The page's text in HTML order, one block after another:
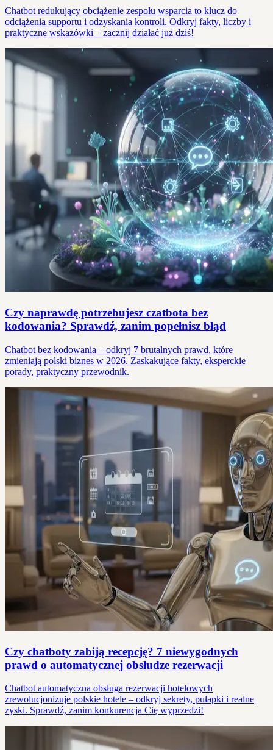
Chatbot redukujący obciążenie zespołu wsparcia to klucz do
odciążenia supportu i odzyskania kontroli. Odkryj fakty, liczby i
praktyczne wskazówki – zacznij działać już dziś!
Czy naprawdę potrzebujesz czatbota bez
kodowania? Sprawdź, zanim popełnisz błąd
Chatbot bez kodowania – odkryj 7 brutalnych prawd, które
zmieniają polski biznes w 2026. Zaskakujące fakty, eksperckie
porady, praktyczny przewodnik.
Czy chatboty zabiją recepcję? 7 niewygodnych
prawd o automatycznej obsłudze rezerwacji
Chatbot automatyczna obsługa rezerwacji hotelowych
zrewolucjonizuje polskie hotele – odkryj sekrety, pułapki i realne
zyski. Sprawdź, zanim konkurencja Cię wyprzedzi!